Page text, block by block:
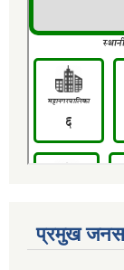
प्रमुख